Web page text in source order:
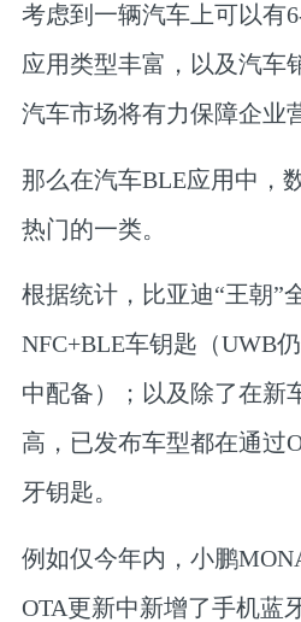
考虑到一辆汽车上可以有
应用类型丰富，以及汽车
汽车市场将有力保障企业
那么在汽车BLE应用中，
热门的一类。
根据统计，比亚迪“王朝”
NFC+BLE车钥匙（UWB
中配备）；以及除了在新
高，已发布车型都在通过
牙钥匙。
例如仅今年内，小鹏
OTA更新中新增了手机蓝